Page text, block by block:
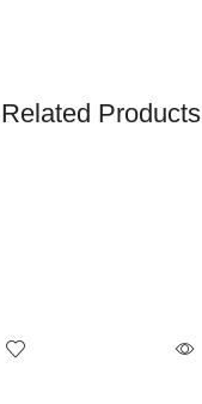
Related Products